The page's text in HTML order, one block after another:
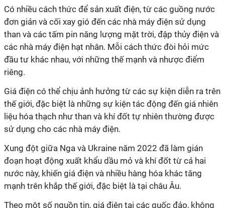
Có nhiều cách thức để sản xuất điện, từ các guồng nước
đơn giản và cối xay gió đến các nhà máy điện sử dụng
than và các tấm pin năng lượng mặt trời, đập thủy điện và
các nhà máy điện hạt nhân. Mỗi cách thức đòi hỏi mức
đầu tư khác nhau, với những thế mạnh và nhược điểm
riêng.
Giá điện có thể chịu ảnh hưởng từ các sự kiện diễn ra trên
thế giới, đặc biệt là những sự kiện tác động đến giá nhiên
liệu hóa thạch như than và khí đốt tự nhiên thường được
sử dụng cho các nhà máy điện.
Xung đột giữa Nga và Ukraine năm 2022 đã làm gián
đoạn hoạt động xuất khẩu dầu mỏ và khí đốt từ cả hai
nước này, khiến giá điện và nhiều hàng hóa khác tăng
mạnh trên khắp thế giới, đặc biệt là tại châu Âu.
Theo một số nguồn tin, giá điện tại các quốc đảo, không